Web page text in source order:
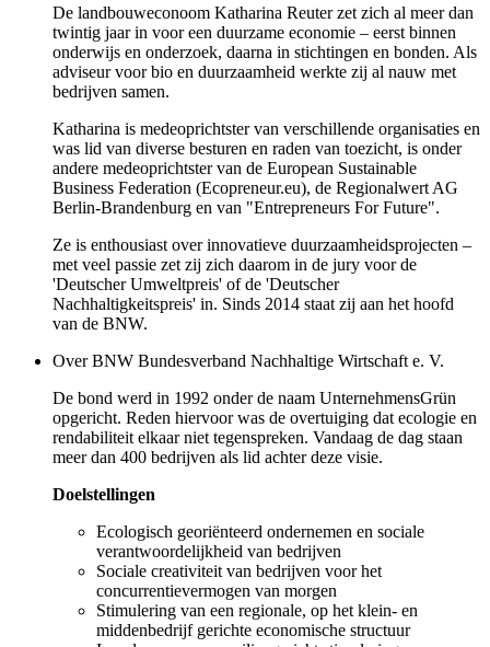
De landbouweconoom Katharina Reuter zet zich al meer dan
twintig jaar in voor een duurzame economie – eerst binnen
onderwijs en onderzoek, daarna in stichtingen en bonden. Als
adviseur voor bio en duurzaamheid werkte zij al nauw met
bedrijven samen.
Katharina is medeoprichtster van verschillende organisaties en
was lid van diverse besturen en raden van toezicht, is onder
andere medeoprichtster van de European Sustainable
Business Federation (Ecopreneur.eu), de Regionalwert AG
Berlin-Brandenburg en van "Entrepreneurs For Future".
Ze is enthousiast over innovatieve duurzaamheidsprojecten –
met veel passie zet zij zich daarom in de jury voor de
'Deutscher Umweltpreis' of de 'Deutscher
Nachhaltigkeitspreis' in. Sinds 2014 staat zij aan het hoofd
van de BNW.
Over BNW Bundesverband Nachhaltige Wirtschaft e. V.
De bond werd in 1992 onder de naam UnternehmensGrün
opgericht. Reden hiervoor was de overtuiging dat ecologie en
rendabiliteit elkaar niet tegenspreken. Vandaag de dag staan
meer dan 400 bedrijven als lid achter deze visie.
Doelstellingen
Ecologisch georiënteerd ondernemen en sociale
verantwoordelijkheid van bedrijven
Sociale creativiteit van bedrijven voor het
concurrentievermogen van morgen
Stimulering van een regionale, op het klein- en
middenbedrijf gerichte economische structuur